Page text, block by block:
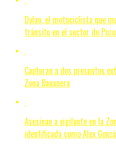
Dylan, el motociclista que
tránsito en el sector de
Capturan a dos presuntos
Zona Bananera
Asesinan a vigilante en la
identificada como Alex